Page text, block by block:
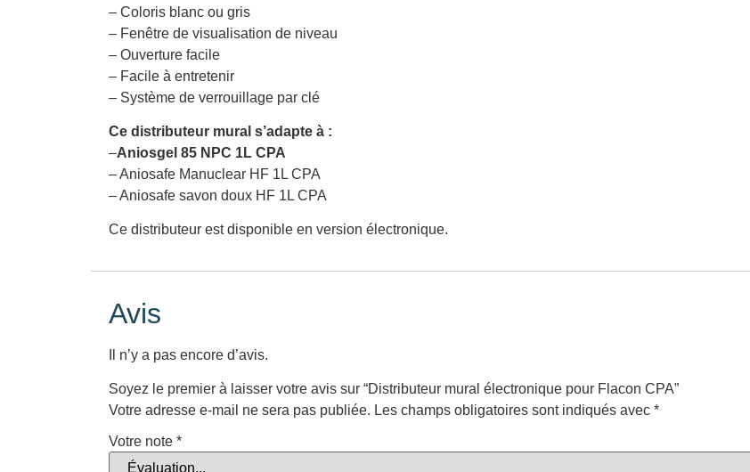
– Coloris blanc ou gris
– Fenêtre de visualisation de niveau
– Ouverture facile
– Facile à entretenir
– Système de verrouillage par clé
Ce distributeur mural s’adapte à :
–Aniosgel 85 NPC 1L CPA
– Aniosafe Manuclear HF 1L CPA
– Aniosafe savon doux HF 1L CPA
Ce distributeur est disponible en version électronique.
Avis
Il n’y a pas encore d’avis.
Soyez le premier à laisser votre avis sur “Distributeur mural électronique pour Flacon CPA”
Votre adresse e-mail ne sera pas publiée. Les champs obligatoires sont indiqués avec *
Votre note *